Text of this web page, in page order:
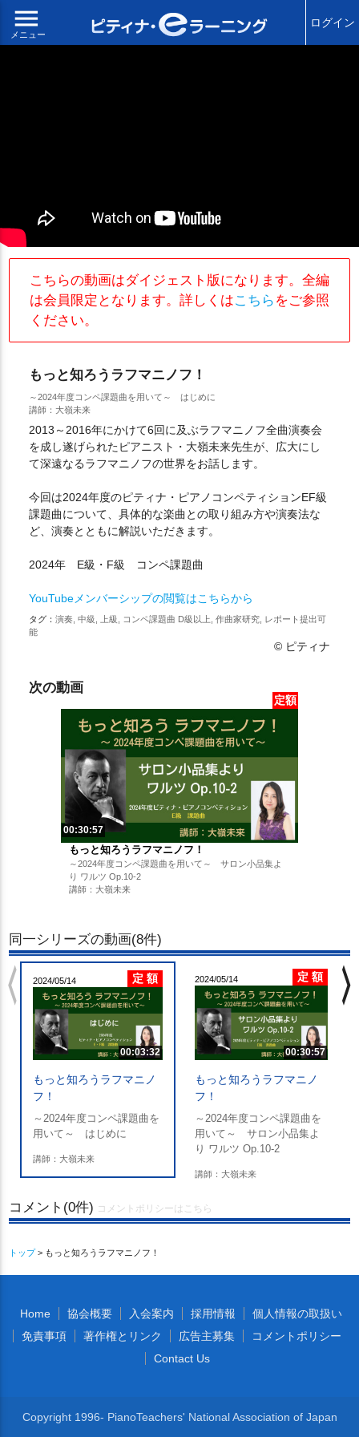
menu
メニュー
ログイン
こちらの動画はダイジェスト版になります。全編
は会員限定となります。詳しくはこちら をご参照
ください。
もっと知ろうラフマニノフ！
～2024年度コンペ課題曲を用いて～ はじめに
講師：大嶺未来
2013～2016年にかけて6回に及ぶラフマニノフ全曲演奏会
を成し遂げられたピアニスト・大嶺未来先生が、広大にし
て深遠なるラフマニノフの世界をお話します。
今回は2024年度のピティナ・ピアノコンペティションEF級
課題曲について、具体的な楽曲との取り組み方や演奏法な
ど、演奏とともに解説いただきます。
2024年 E級・F級 コンペ課題曲
YouTubeメンバーシップの閲覧はこちらから
タグ： 演奏, 中級, 上級, コンペ課題曲 D級以上, 作曲家研究, レポート提出可
能
© ピティナ
次の動画
定額
00:30:57
もっと知ろうラフマニノフ！
～2024年度コンペ課題曲を用いて～ サロン小品集よ
り ワルツ Op.10-2
講師：大嶺未来
同一シリーズの動画(8件)
2024/05/14 定 額
00:03:32
もっと知ろうラフマニノ
フ！
～2024年度コンペ課題曲を
用いて～ はじめに
講師：大嶺未来
2024/05/14 定 額
00:30:57
もっと知ろうラフマニノ
フ！
～2024年度コンペ課題曲を
用いて～ サロン小品集よ
り ワルツ Op.10-2
講師：大嶺未来
chevron_left chevron_right
コメント(0件) コメントポリシーはこちら
トップ> もっと知ろうラフマニノフ！
Home 協会概要 入会案内 採用情報
個人情報の取扱い
免責事項
著作権とリンク 広告主募集
コメントポリシー
Contact Us
Copyright 1996- PianoTeachers' National Association of Japan